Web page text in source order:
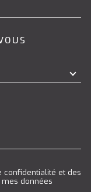
confidentialité et des
données